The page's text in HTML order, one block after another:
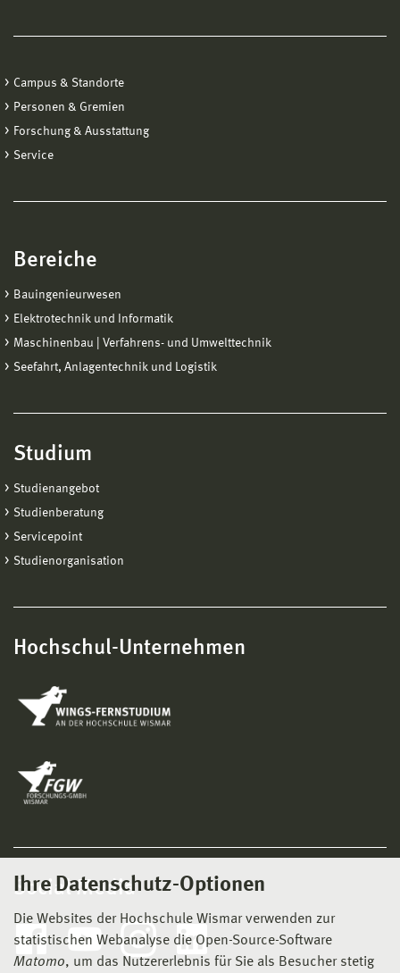
Ihre Datenschutz-Optionen
Die Websites der Hochschule Wismar verwenden zur
statistischen Webanalyse die Open-Source-Software
Matomo, um das Nutzererlebnis für Sie als Besucher stetig
Campus & Standorte
Personen & Gremien
Forschung & Ausstattung
Service
Bereiche
Bauingenieurwesen
Elektrotechnik und Informatik
Maschinenbau | Verfahrens- und Umwelttechnik
Seefahrt, Anlagentechnik und Logistik
Studium
Studienangebot
Studienberatung
Servicepoint
Studienorganisation
Hochschul-Unternehmen
Social Media